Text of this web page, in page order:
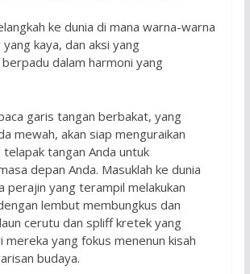
ke dunia di mana warna-warna
kaya, dan aksi yang
dalam harmoni yang
garis tangan berbakat, yang
mewah, akan siap menguraikan
tangan Anda untuk
depan Anda. Masuklah ke dunia
perajin yang terampil melakukan
lembut membungkus dan
cerutu dan spliff kretek yang
mereka yang fokus menenun kisah
budaya.